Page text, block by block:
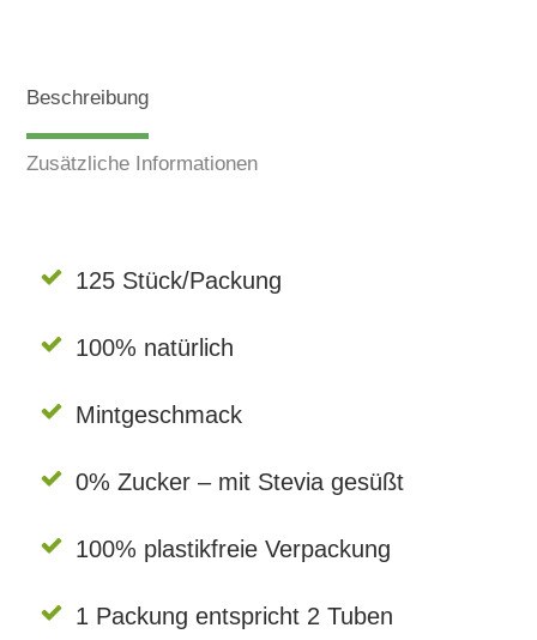
Beschreibung
Zusätzliche Informationen
125 Stück/Packung
100% natürlich
Mintgeschmack
0% Zucker – mit Stevia gesüßt
100% plastikfreie Verpackung
1 Packung entspricht 2 Tuben